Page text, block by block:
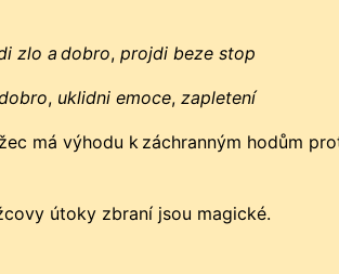
zlo a dobro, projdi beze stop
, uklidni emoce, zapletení
má výhodu k záchranným hodům
útoky zbraní jsou magické.